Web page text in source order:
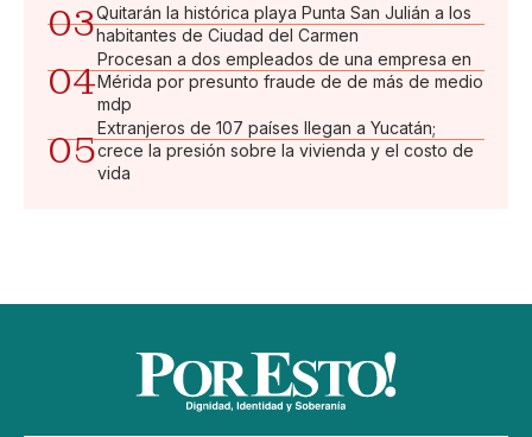
03Quitarán la histórica playa Punta San Julián a los
habitantes de Ciudad del Carmen
04
Procesan a dos empleados de una empresa en
Mérida por presunto fraude de de más de medio
mdp
05
Extranjeros de 107 países llegan a Yucatán;
crece la presión sobre la vivienda y el costo de
vida